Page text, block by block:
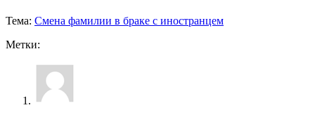
Тема: Смена фамилии в браке с иностранцем
Метки: